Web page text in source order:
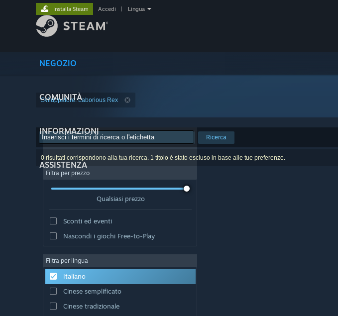
NEGOZIO
COMUNITÀ
INFORMAZIONI
ASSISTENZA
Installa Steam Accedi Lingua
Sviluppatore: Laborious Rex
Ricerca
0 risultati corrispondono alla tua ricerca. 1 titolo è stato escluso in base alle tue preferenze.
Filtra per prezzo
Qualsiasi prezzo
Sconti ed eventi
Nascondi i giochi Free-to-Play
Filtra per lingua
Italiano
Cinese semplificato
Cinese tradizionale